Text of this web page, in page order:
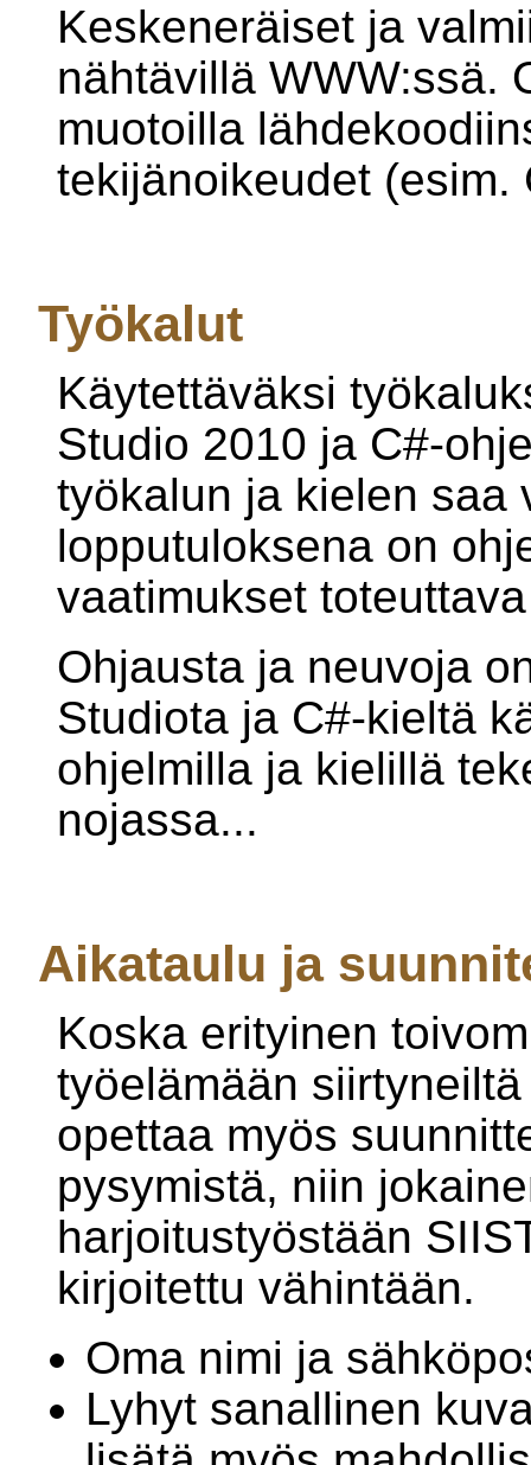
Keskeneräiset ja
nähtävillä WWW:ssä.
muotoilla
tekijänoikeudet (esim.
Työkalut
Käytettäväksi
Studio 2010 ja C#-
työkalun ja kielen saa
lopputuloksena on
vaatimukset
Ohjausta ja neuvoja
Studiota ja C#-kieltä
ohjelmilla ja kielillä
nojassa...
Aikataulu ja
Koska erityinen
työelämään
opettaa myös
pysymistä, niin
harjoitustyöstään
kirjoitettu vähintään.
Oma nimi ja
Lyhyt sanallinen